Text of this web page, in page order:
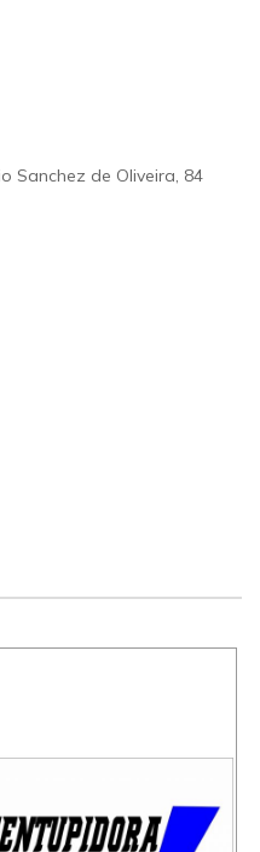
Sanchez de Oliveira, 84